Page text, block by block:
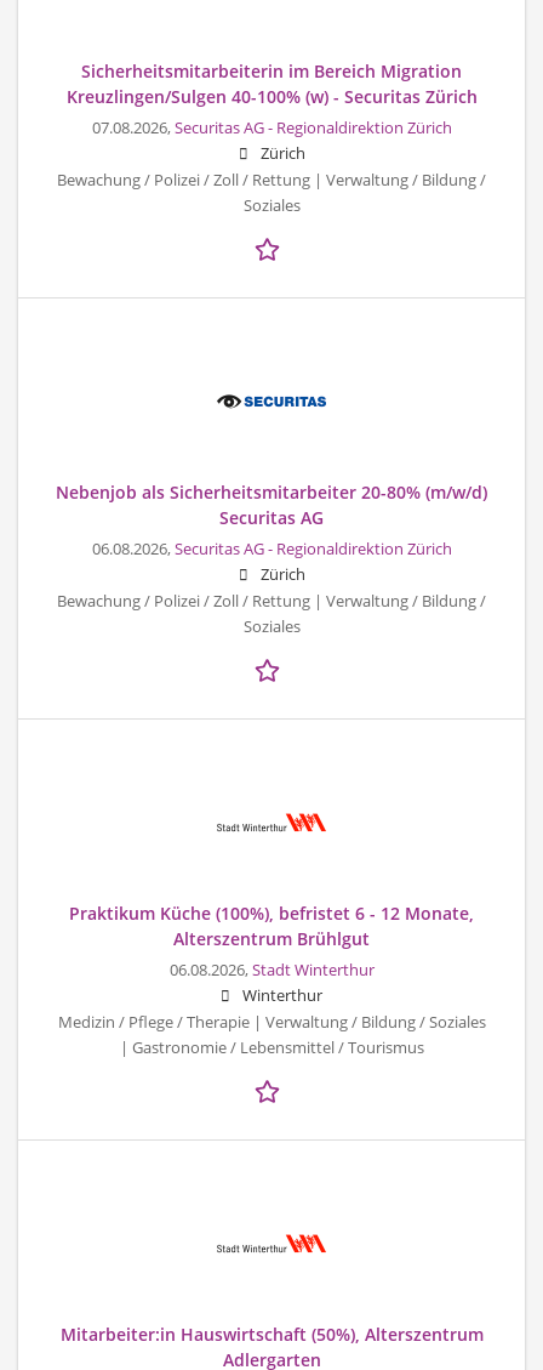
Sicherheitsmitarbeiterin im Bereich Migration
Kreuzlingen/Sulgen 40-100% (w) - Securitas Zürich
07.08.2026,Securitas AG - Regionaldirektion Zürich
Zürich
Bewachung / Polizei / Zoll / Rettung | Verwaltung / Bildung /
Soziales
Nebenjob als Sicherheitsmitarbeiter 20-80% (m/w/d)
Securitas AG
06.08.2026,Securitas AG - Regionaldirektion Zürich
Zürich
Bewachung / Polizei / Zoll / Rettung | Verwaltung / Bildung /
Soziales
Praktikum Küche (100%), befristet 6 - 12 Monate,
Alterszentrum Brühlgut
06.08.2026,Stadt Winterthur
Winterthur
Medizin / Pflege / Therapie | Verwaltung / Bildung / Soziales
| Gastronomie / Lebensmittel / Tourismus
Mitarbeiter:in Hauswirtschaft (50%), Alterszentrum
Adlergarten